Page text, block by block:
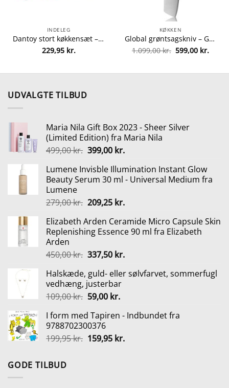
INDELEG
Dantoy stort køkkensæt – 59 dele fra dantoy 5701217042566
229,95 kr.
KØKKEN
Global grøntsagskniv – G 5 fra global 4943691805485
1.099,00kr. Den
oprindelige
1.099,00 kr..
599,00 kr.
UDVALGTE TILBUD
Maria Nila Gift Box 2023 - Sheer Silver
(Limited Edition) fra Maria Nila
499,00kr. Den
pris
var:
399,00 kr.Den
pris
er:
Lumene Invisble Illumination Instant Glow
Beauty Serum 30 ml - Universal Medium fra
Lumene
279,00kr. Den
pris
var:
209,25 kr.Den
pris
er:
Elizabeth Arden Ceramide Micro Capsule Skin
Replenishing Essence 90 ml fra Elizabeth
Arden
450,00kr. Den
pris
var:
450,00 kr..
337,50 kr.Den
pris
Halskæde, guld- eller sølvfarvet, sommerfugl
vedhæng, justerbar
109,00kr. Den
pris
var:
109,00 kr..
59,00 kr.Den
pris
59,00 kr..
I form med Tapiren - Indbundet fra
9788702300376
199,95kr. Den
159,95 kr.Den
GODE TILBUD